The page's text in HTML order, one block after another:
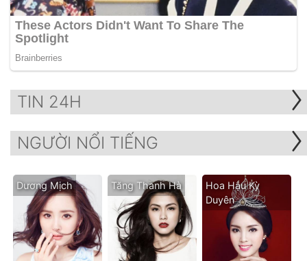
TIN 24H
NGƯỜI NỔI TIẾNG
Dương Mịch Tăng Thanh Hà
Hoa Hậu Kỳ
Duyên